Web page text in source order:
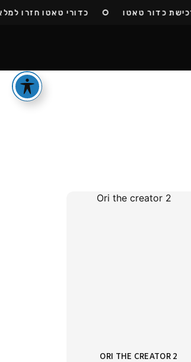
כדור טאטו כדורי טאטו חזרו למלאי
ORI THE CREATOR 2